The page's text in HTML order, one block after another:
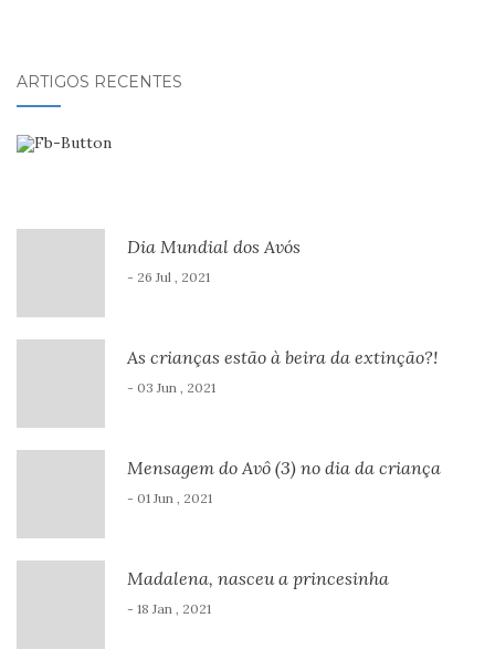
ARTIGOS RECENTES
Dia Mundial dos Avós
- 26 Jul , 2021
As crianças estão à beira da extinção?!
- 03 Jun , 2021
Mensagem do Avô (3) no dia da criança
- 01 Jun , 2021
Madalena, nasceu a princesinha
- 18 Jan , 2021